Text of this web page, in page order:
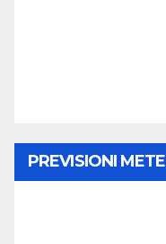
PREVISIONI